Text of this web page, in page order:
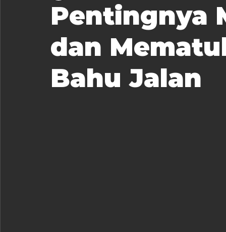
Pentingnya
dan
Bahu Jalan